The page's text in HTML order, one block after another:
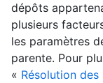
dépôts
plusieurs
les paramètres
parente. Pour
« Résolution